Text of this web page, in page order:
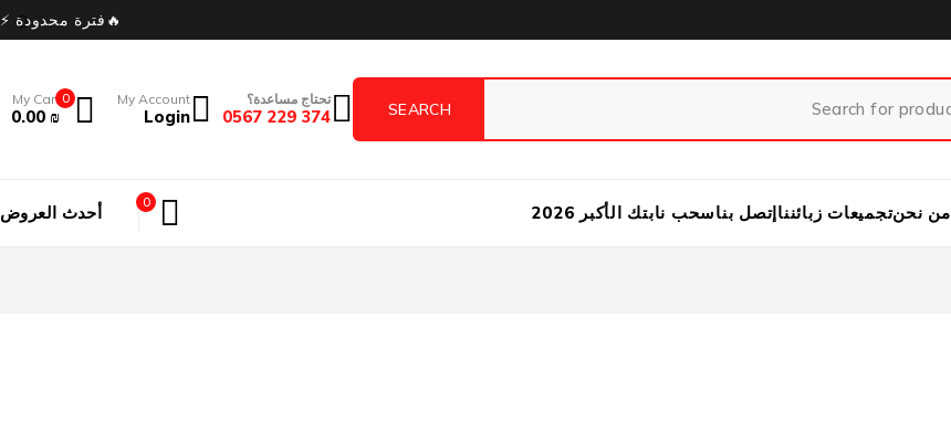
🔥فترة محدودة ⚡
تحتاج مساعدة؟
374 229 0567
My Account
Login
0
My Cart
0.00 ₪
من نحنتجميعات زبائنناإتصل بناسحب نابتك الأكبر 2026 0 أحدث العروض